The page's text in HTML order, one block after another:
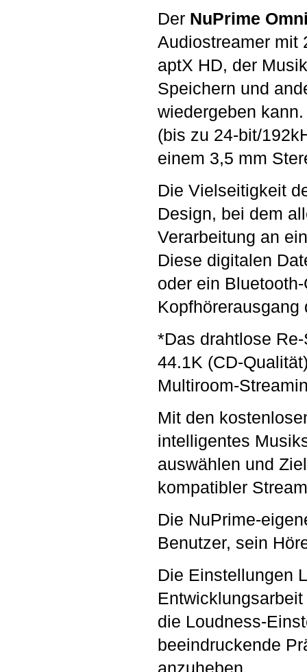
Der NuPrime
Audiostreamer mit
aptX HD, der
Speichern und
wiedergeben
(bis zu 24-bit/
einem 3,5 mm
Die Vielseitigkeit
Design, bei dem
Verarbeitung an
Diese digitalen
oder ein
Kopfhörerausgang
*Das drahtlose
44.1K (CD-
Multiroom-
Mit den
intelligentes
auswählen und
kompatibler
Die NuPrime-
Benutzer, sein
Die Einstellungen
die Loudness-
beeindruckende
anzuheben.